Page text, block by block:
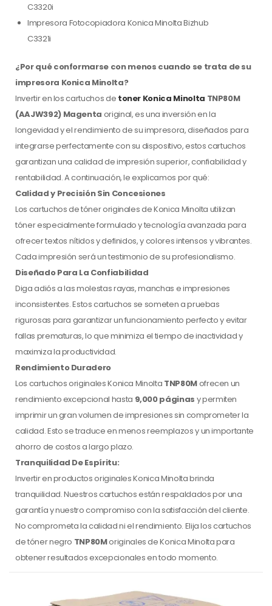
C3320i
Impresora Fotocopiadora Konica Minolta Bizhub
C3321i
¿Por qué conformarse con menos cuando se trata de su
impresora Konica Minolta?
Invertir en los cartuchos de toner Konica Minolta TNP80M
(AAJW392) Magenta original, es una inversión en la
longevidad y el rendimiento de su impresora, diseñados para
integrarse perfectamente con su dispositivo, estos cartuchos
garantizan una calidad de impresión superior, confiabilidad y
rentabilidad. A continuación, le explicamos por qué:
Calidad y Precisión Sin Concesiones
Los cartuchos de tóner originales de Konica Minolta utilizan
tóner especialmente formulado y tecnología avanzada para
ofrecer textos nítidos y definidos, y colores intensos y vibrantes.
Cada impresión será un testimonio de su profesionalismo.
Diseñado Para La Confiabilidad
Diga adiós a las molestas rayas, manchas e impresiones
inconsistentes. Estos cartuchos se someten a pruebas
rigurosas para garantizar un funcionamiento perfecto y evitar
fallas prematuras, lo que minimiza el tiempo de inactividad y
maximiza la productividad.
Rendimiento Duradero
Los cartuchos originales Konica Minolta TNP80Mofrecen un
rendimiento excepcional hasta 9,000 páginas y permiten
imprimir un gran volumen de impresiones sin comprometer la
calidad. Esto se traduce en menos reemplazos y un importante
ahorro de costos a largo plazo.
Tranquilidad De Espíritu:
Invertir en productos originales Konica Minolta brinda
tranquilidad. Nuestros cartuchos están respaldados por una
garantía y nuestro compromiso con la satisfacción del cliente.
No comprometa la calidad ni el rendimiento. Elija los cartuchos
de tóner negro TNP80Moriginales de Konica Minolta para
obtener resultados excepcionales en todo momento.